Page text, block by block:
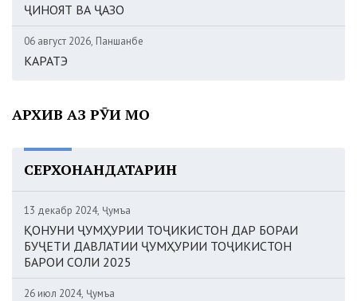
ҶИНОЯТ ВА ҶАЗО
06 август 2026, Панҷшанбе
КАРАТЭ
АРХИВ АЗ РӮИ МОҲ
СЕРХОНАНДАТАРИН
13 декабр 2024, Ҷумъа
ҚОНУНИ ҶУМҲУРИИ ТОҶИКИСТОН ДАР БОРАИ
БУҶЕТИ ДАВЛАТИИ ҶУМҲУРИИ ТОҶИКИСТОН
БАРОИ СОЛИ 2025
26 июл 2024, Ҷумъа